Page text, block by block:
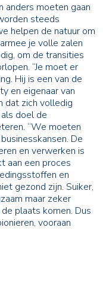
anders moeten gaan
steeds
helpen de natuur om
je volle zalen
om de transities
“Je moet er
Hij is een van de
en eigenaar van
dat zich volledig
doel de
“We moeten
De
en verwerken is
aan een proces
en
gezond zijn. Suiker,
maar zeker
plaats komen. Dus
vooraan